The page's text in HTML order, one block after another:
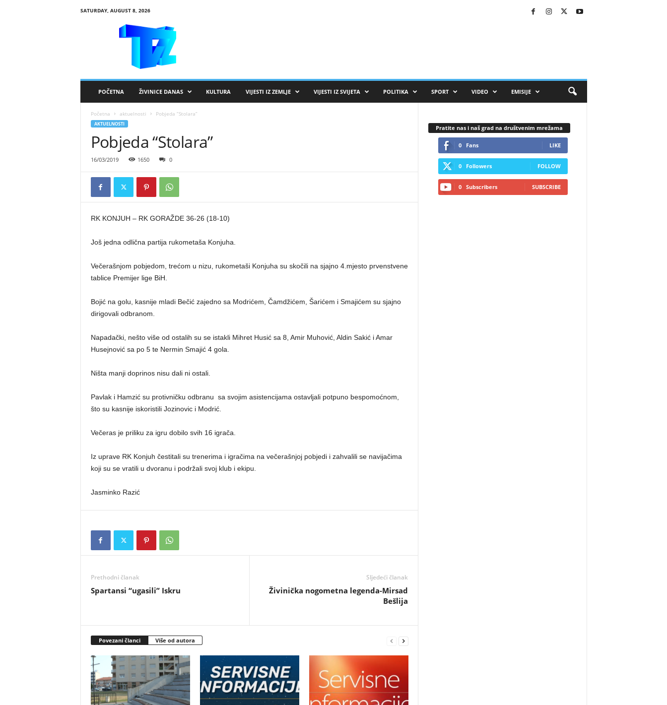
SATURDAY, AUGUST 8, 2026
POČETNA ŽIVINICE DANAS KULTURA VIJESTI IZ ZEMLJE VIJESTI IZ SVIJETA POLITIKA SPORT VIDEO EMISIJE
Početna aktuelnosti Pobjeda “Stolara”
AKTUELNOSTI
Pobjeda “Stolara”
16/03/2019 1650 0
RK KONJUH – RK GORAŽDE 36-26 (18-10)
Još jedna odlična partija rukometaša Konjuha.
Večerašnjom pobjedom, trećom u nizu, rukometaši Konjuha su skočili na sjajno 4.mjesto prvenstvene
tablice Premijer lige BiH.
Bojić na golu, kasnije mladi Bečić zajedno sa Modrićem, Čamdžićem, Šarićem i Smajićem su sjajno
dirigovali odbranom.
Napadački, nešto više od ostalih su se istakli Mihret Husić sa 8, Amir Muhović, Aldin Sakić i Amar
Husejnović sa po 5 te Nermin Smajić 4 gola.
Ništa manji doprinos nisu dali ni ostali.
Pavlak i Hamzić su protivničku odbranu sa svojim asistencijama ostavljali potpuno bespomoćnom,
što su kasnije iskoristili Jozinovic i Modrić.
Večeras je priliku za igru dobilo svih 16 igrača.
Iz uprave RK Konjuh čestitali su trenerima i igračima na večerašnjoj pobjedi i zahvalili se navijačima
koji su se vratili u dvoranu i podržali svoj klub i ekipu.
Jasminko Razić
Prethodni članak
Spartansi “ugasili” Iskru
Sljedeći članak
Živinička nogometna legenda-Mirsad
Bešlija
Povezani članci Više od autora
Pratite nas i naš grad na društvenim mrežama
0 Fans LIKE
0 Followers FOLLOW
0 Subscribers SUBSCRIBE